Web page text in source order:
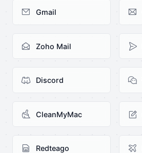
Gmail
Zoho Mail
Discord
CleanMyMac
Redteago